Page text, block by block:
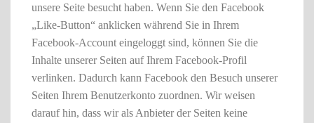
unsere Seite besucht haben. Wenn Sie den Facebook
„Like-Button“ anklicken während Sie in Ihrem
Facebook-Account eingeloggt sind, können Sie die
Inhalte unserer Seiten auf Ihrem Facebook-Profil
verlinken. Dadurch kann Facebook den Besuch unserer
Seiten Ihrem Benutzerkonto zuordnen. Wir weisen
darauf hin, dass wir als Anbieter der Seiten keine